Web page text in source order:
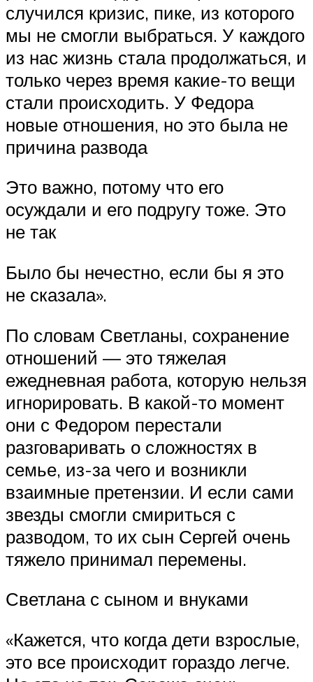
случился кризис, пике, из которого
мы не смогли выбраться. У каждого
из нас жизнь стала продолжаться, и
только через время какие-то вещи
стали происходить. У Федора
новые отношения, но это была не
причина развода
Это важно, потому что его
осуждали и его подругу тоже. Это
не так
Было бы нечестно, если бы я это
не сказала».
По словам Светланы, сохранение
отношений — это тяжелая
ежедневная работа, которую нельзя
игнорировать. В какой-то момент
они с Федором перестали
разговаривать о сложностях в
семье, из-за чего и возникли
взаимные претензии. И если сами
звезды смогли смириться с
разводом, то их сын Сергей очень
тяжело принимал перемены.
Светлана с сыном и внуками
«Кажется, что когда дети взрослые,
это все происходит гораздо легче.